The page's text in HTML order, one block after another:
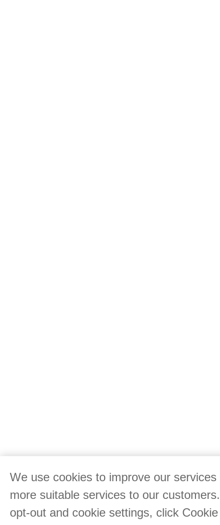
We use cookies to improve our
more suitable services to our
opt-out and cookie settings, click